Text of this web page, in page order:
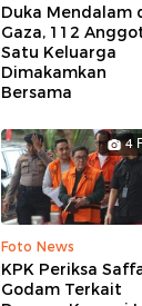
Duka Mendalam
Gaza, 112
Satu Keluarga
Dimakamkan
Bersama
4
Foto News
KPK Periksa
Godam Terkait